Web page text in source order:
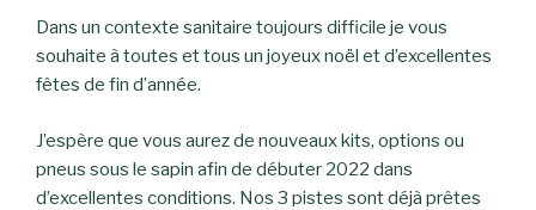
Dans un contexte sanitaire toujours difficile je vous
souhaite à toutes et tous un joyeux noël et d’excellentes
fêtes de fin d’année.
J’espère que vous aurez de nouveaux kits, options ou
pneus sous le sapin afin de débuter 2022 dans
d’excellentes conditions. Nos 3 pistes sont déjà prêtes